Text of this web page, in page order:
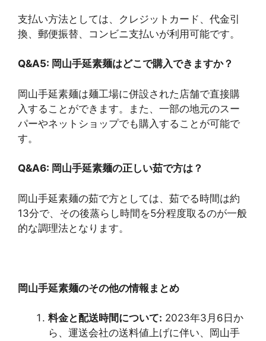
支払い方法としては、クレジットカード、代金引
換、郵便振替、コンビニ支払いが利用可能です。
Q&A5: 岡山手延素麺はどこで購入できますか？
岡山手延素麺は麺工場に併設された店舗で直接購
入することができます。また、一部の地元のスー
パーやネットショップでも購入することが可能で
す。
Q&A6: 岡山手延素麺の正しい茹で方は？
岡山手延素麺の茹で方としては、茹でる時間は約
13分で、その後蒸らし時間を5分程度取るのが一般
的な調理法となります。
岡山手延素麺のその他の情報まとめ
料金と配送時間について: 2023年3月6日か
ら、運送会社の送料値上げに伴い、岡山手